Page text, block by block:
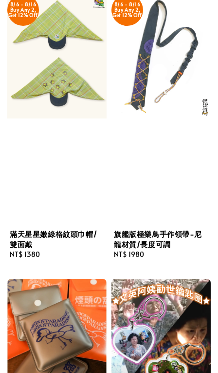
8/6 - 8/16
Buy Any 2,
Get 12% Off
滿天星星嫩綠格紋頭巾帽/
雙面戴
Regular
NT$ 1380
8/6 - 8/16
Buy Any 2,
Get 12% Off
旗艦版極樂鳥手作領帶-尼
龍材質/長度可調
Regular
NT$ 1980